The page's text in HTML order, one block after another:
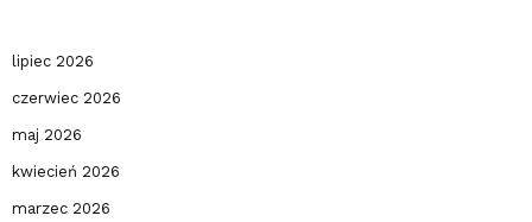
lipiec 2026
czerwiec 2026
maj 2026
kwiecień 2026
marzec 2026